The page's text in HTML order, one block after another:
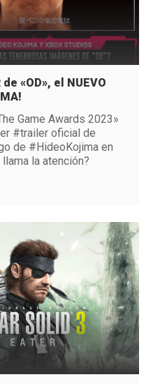
de «OD», el NUEVO
Game Awards 2023»
#trailer oficial de
de #HideoKojima en
la atención?